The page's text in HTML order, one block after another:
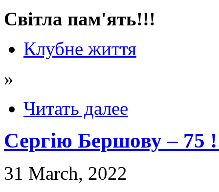
Світла пам'ять!!!
Клубне життя
»
Читать далее
Сергію Бершову – 75
31 March, 2022